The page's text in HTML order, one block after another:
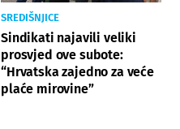
SREDIŠNJICE
Sindikati najavili veliki
prosvjed ove subote:
“Hrvatska zajedno za veće
plaće mirovine”